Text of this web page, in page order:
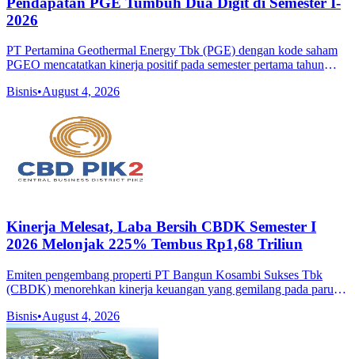
2026
PT Pertamina Geothermal Energy Tbk (PGE) dengan kode saham
PGEO mencatatkan kinerja positif pada semester pertama tahun
seluruh wilayah k
Bisnis•August 4, 2026
Kinerja Melesat, Laba Bersih CBDK Semester I
2026 Melonjak 225% Tembus Rp1,68 Triliun
Emiten pengembang properti PT Bangun Kosambi Sukses Tbk
(CBDK) menorehkan kinerja keuangan yang gemilang pada paruh
Tbk (PANI) yang fokus
Bisnis•August 4, 2026